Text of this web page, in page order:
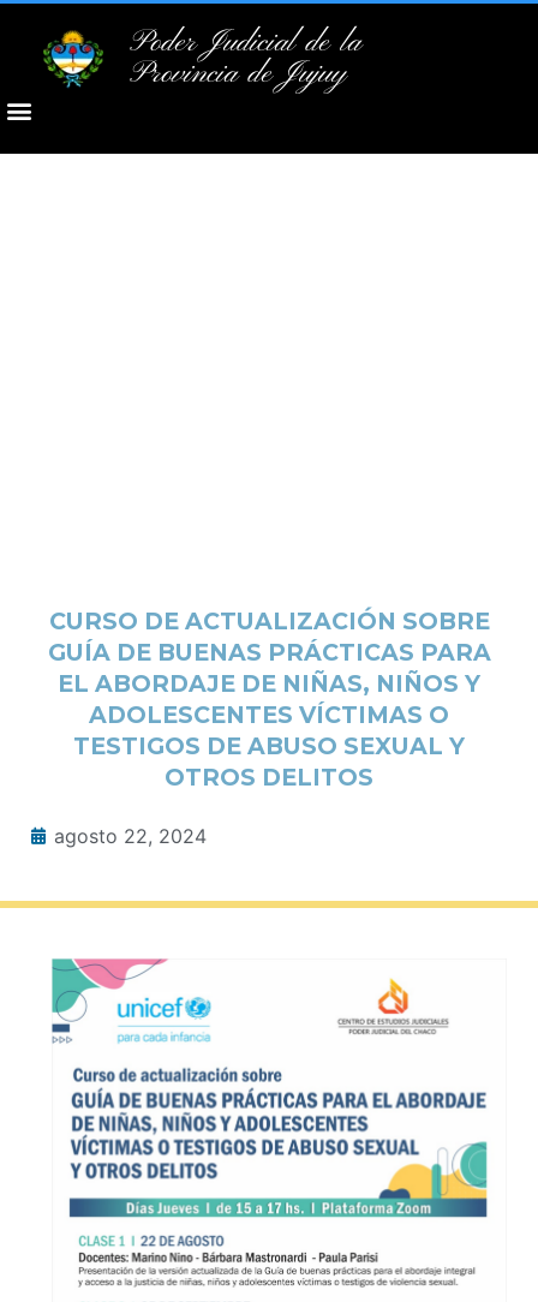
Poder Judicial de la
Provincia de Jujuy
CURSO DE ACTUALIZACIÓN SOBRE
GUÍA DE BUENAS PRÁCTICAS PARA
EL ABORDAJE DE NIÑAS, NIÑOS Y
ADOLESCENTES VÍCTIMAS O
TESTIGOS DE ABUSO SEXUAL Y
OTROS DELITOS
agosto 22, 2024